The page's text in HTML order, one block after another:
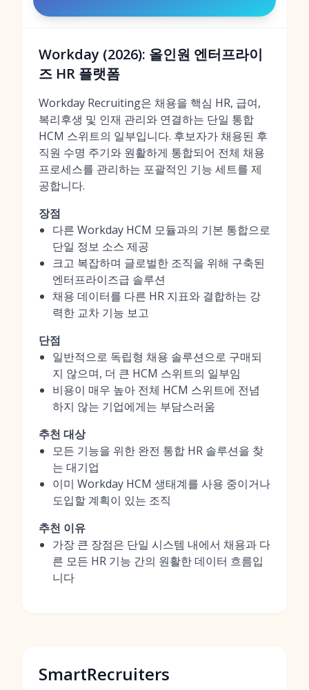
Workday (2026): 올인원 엔터프라이
즈 HR 플랫폼
Workday Recruiting은 채용을 핵심 HR, 급여,
복리후생 및 인재 관리와 연결하는 단일 통합
HCM 스위트의 일부입니다. 후보자가 채용된 후
직원 수명 주기와 원활하게 통합되어 전체 채용
프로세스를 관리하는 포괄적인 기능 세트를 제
공합니다.
장점
다른 Workday HCM 모듈과의 기본 통합으로
단일 정보 소스 제공
크고 복잡하며 글로벌한 조직을 위해 구축된
엔터프라이즈급 솔루션
채용 데이터를 다른 HR 지표와 결합하는 강
력한 교차 기능 보고
단점
일반적으로 독립형 채용 솔루션으로 구매되
지 않으며, 더 큰 HCM 스위트의 일부임
비용이 매우 높아 전체 HCM 스위트에 전념
하지 않는 기업에게는 부담스러움
추천 대상
모든 기능을 위한 완전 통합 HR 솔루션을 찾
는 대기업
이미 Workday HCM 생태계를 사용 중이거나
도입할 계획이 있는 조직
추천 이유
가장 큰 장점은 단일 시스템 내에서 채용과 다
른 모든 HR 기능 간의 원활한 데이터 흐름입
니다
SmartRecruiters